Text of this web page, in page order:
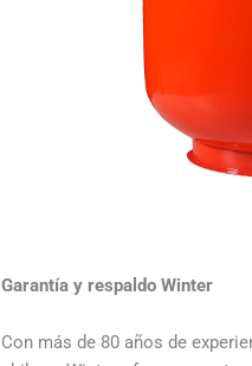
Garantía y respaldo Winter
Con más de 80 años de